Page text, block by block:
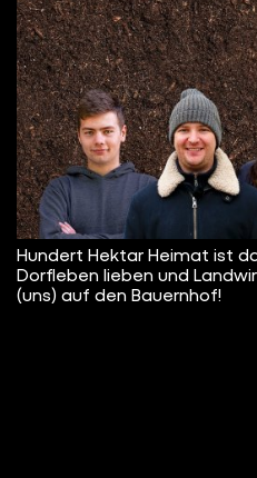
Hundert Hektar Heimat ist
Dorfleben lieben und
(uns) auf den Bauernhof!